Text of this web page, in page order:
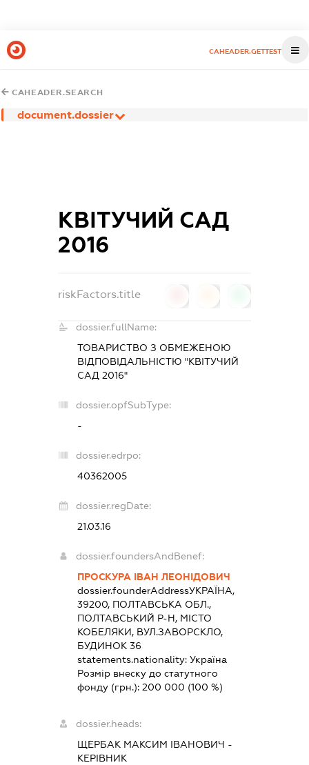
CAHEADER.GETTEST
CAHEADER.SEARCH
document.dossier
КВІТУЧИЙ САД
2016
riskFactors.title
dossier.fullName:
ТОВАРИСТВО З ОБМЕЖЕНОЮ
ВІДПОВІДАЛЬНІСТЮ "КВІТУЧИЙ
САД 2016"
dossier.opfSubType:
-
dossier.edrpo:
40362005
dossier.regDate:
21.03.16
dossier.foundersAndBenef:
ПРОСКУРА ІВАН ЛЕОНІДОВИЧ
dossier.founderAddressУКРАЇНА,
39200, ПОЛТАВСЬКА ОБЛ.,
ПОЛТАВСЬКИЙ Р-Н, МІСТО
КОБЕЛЯКИ, ВУЛ.ЗАВОРСКЛО,
БУДИНОК 36
statements.nationality: Україна
Розмір внеску до статутного
фонду (грн.): 200 000 (100 %)
dossier.heads:
ЩЕРБАК МАКСИМ ІВАНОВИЧ -
КЕРІВНИК